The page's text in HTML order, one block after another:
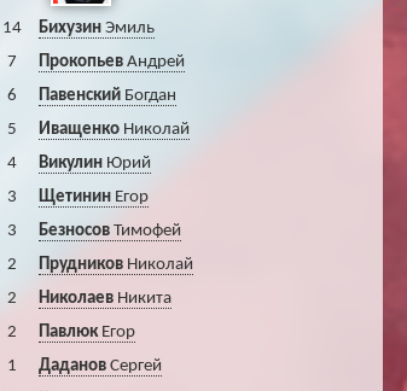
14 БихузинЭмиль
7
ПрокопьевАндрей
6
ПавенскийБогдан
5
ИващенкоНиколай
4
ВикулинЮрий
3
ЩетининЕгор
3
БезносовТимофей
2
ПрудниковНиколай
2
НиколаевНикита
2
ПавлюкЕгор
1
ДадановСергей